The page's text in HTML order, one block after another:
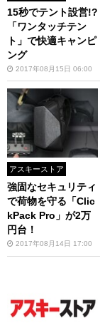
15秒でテント設営!?
「ワンタッチテン
ト」で快適キャンピ
ング
2017年08月15日 06:00
アスキーストア
強固なセキュリティ
で荷物を守る「Clic
kPack Pro」が2万
円台！
2017年08月14日 17:00